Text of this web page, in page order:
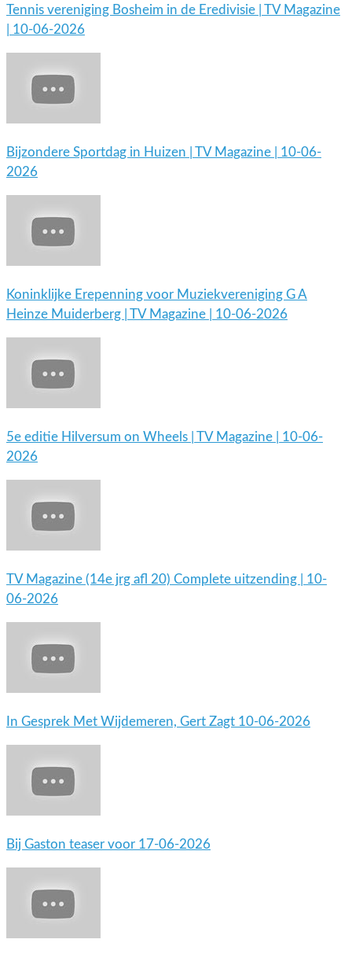
Tennis vereniging Bosheim in de Eredivisie | TV Magazine
| 10-06-2026
Bijzondere Sportdag in Huizen | TV Magazine | 10-06-
2026
Koninklijke Erepenning voor Muziekvereniging G A
Heinze Muiderberg | TV Magazine | 10-06-2026
5e editie Hilversum on Wheels | TV Magazine | 10-06-
2026
TV Magazine (14e jrg afl 20) Complete uitzending | 10-
06-2026
In Gesprek Met Wijdemeren, Gert Zagt 10-06-2026
Bij Gaston teaser voor 17-06-2026